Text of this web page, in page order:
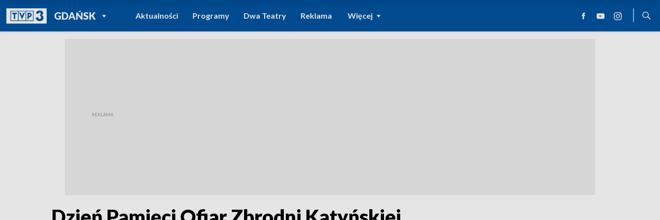
GDAŃSKPOWRÓT DO
TVP REGIONY
Aktualności Programy Dwa Teatry Reklama Więcej